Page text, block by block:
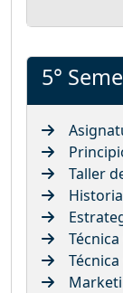
5°
Taller
Técnica